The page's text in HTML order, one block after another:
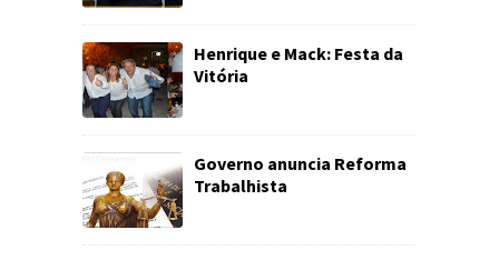
Henrique e Mack: Festa da
Vitória
Governo anuncia Reforma
Trabalhista